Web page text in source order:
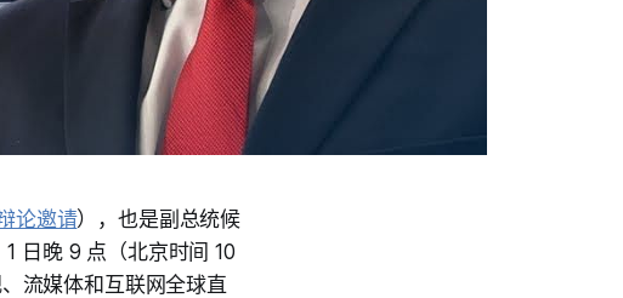
论邀请），也是副总统候
日晚 9 点（北京时间 10
流媒体和互联网全球直